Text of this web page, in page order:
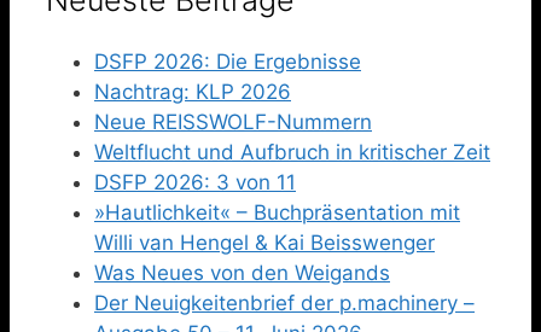
DSFP 2026: Die Ergebnisse
Nachtrag: KLP 2026
Neue REISSWOLF-Nummern
Weltflucht und Aufbruch in kritischer Zeit
DSFP 2026: 3 von 11
»Hautlichkeit« – Buchpräsentation mit
Willi van Hengel & Kai Beisswenger
Was Neues von den Weigands
Der Neuigkeitenbrief der p.machinery –